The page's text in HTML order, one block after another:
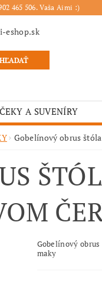
465 506. Vaša Aimi :)
eshop.sk
A SUVENÍRY
ŠKOLSKÉ ZARIADENIA
Gobelínový obrus
Gobelínový
maky